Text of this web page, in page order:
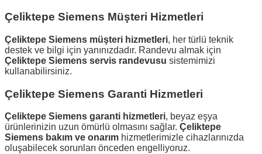
Çeliktepe Siemens Müşteri Hizmetleri
Çeliktepe Siemens müşteri hizmetleri, her türlü teknik
destek ve bilgi için yanınızdadır. Randevu almak için
Çeliktepe Siemens servis randevusu sistemimizi
kullanabilirsiniz.
Çeliktepe Siemens Garanti Hizmetleri
Çeliktepe Siemens garanti hizmetleri, beyaz eşya
ürünlerinizin uzun ömürlü olmasını sağlar. Çeliktepe
Siemens bakım ve onarım hizmetlerimizle cihazlarınızda
oluşabilecek sorunları önceden engelliyoruz.